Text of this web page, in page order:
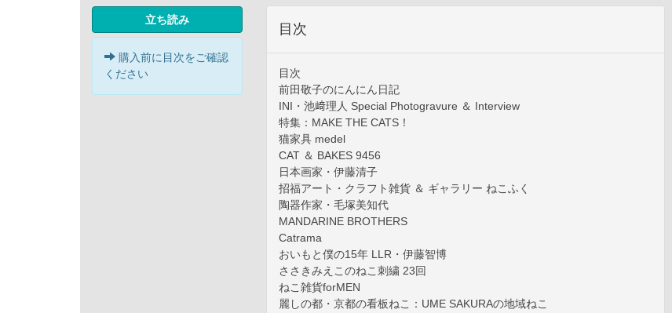
立ち読み
購入前に目次をご確認
ください
目次
目次
前田敬子のにんにん日記
INI・池﨑理人 Special Photogravure ＆ Interview
特集：MAKE THE CATS！
猫家具 medel
CAT ＆ BAKES 9456
日本画家・伊藤清子
招福アート・クラフト雑貨 ＆ ギャラリー ねこふく
陶器作家・毛塚美知代
MANDARINE BROTHERS
Catrama
おいもと僕の15年 LLR・伊藤智博
ささきみえこのねこ刺繍 23回
ねこ雑貨forMEN
麗しの都・京都の看板ねこ：UME SAKURAの地域ねこ